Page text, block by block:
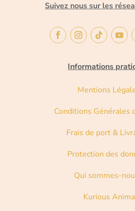
Suivez nous sur les
Informations
Mentions
Conditions Générales
Frais de port &
Protection des
Qui sommes-
Kurious Anima